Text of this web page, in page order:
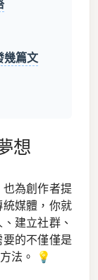
幾篇文
想
為創作者提
媒體，你就
建立社群、
的不僅僅是
法。 💡